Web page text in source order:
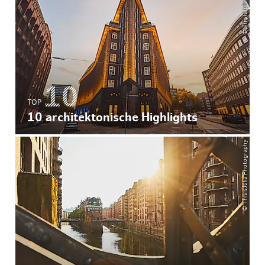
TOP
10 architektonische Highlights
© ThisIsJulia Photography